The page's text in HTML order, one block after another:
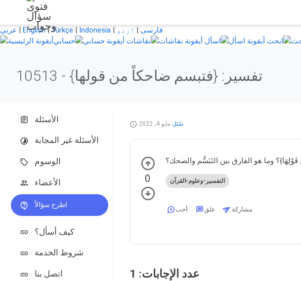
عربي | English|Türkçe | Indonesia | فارسی | اردو
ابحث اسأل نقاشات حسابي
10513 - تفسير: {فتبسم ضاحكاً من قولها}
الأسئلة
الأسئلة غير المجابة
الوسوم
الأعضاء
اطرح سؤالاً
كيف أسأل؟
شروط الخدمة
اتصل بنا
سُئل مايو 4، 2022
0
وما هو الفارق بين التَبَسُّم والضحك؟
التفسير-وعلوم-القرآن
أجب علق مشاركة
عدد الإجابات: 1